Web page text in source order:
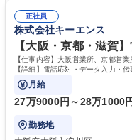
平均100件前後■メール・手紙：同上40件前後
相談室】お客様のお声をもと
すのでご安心ください。 【当
う会社として、お客様との出
を込めてコミュニケーショ
す。 学歴・資格 学歴：大学院 大学 高専 短大 専修学校 高校 語学力： 資
格：
正社員
株式会社キーエンス
【大阪・京都・滋賀
【仕事内容】大阪営業所、京都営
【詳細】電話応対・データ入力・
で発生する事務業務や業務改善をお
月給
27万9000円～28万1000
勤務地